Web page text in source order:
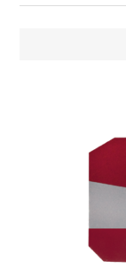
BRAUN
3D-svetsning
Bearbetning
Spare parts &